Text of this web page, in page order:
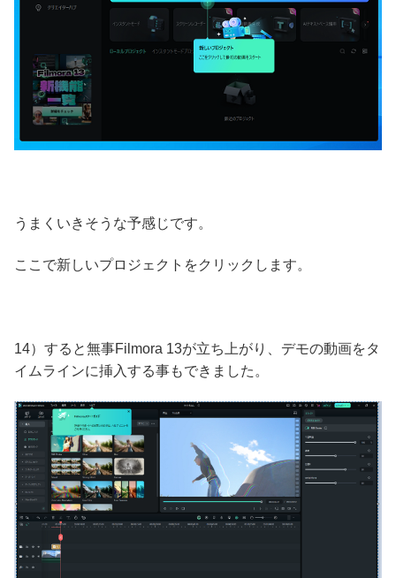
うまくいきそうな予感じです。
ここで新しいプロジェクトをクリックします。
14）すると無事Filmora 13が立ち上がり、デモの動画をタ
イムラインに挿入する事もできました。